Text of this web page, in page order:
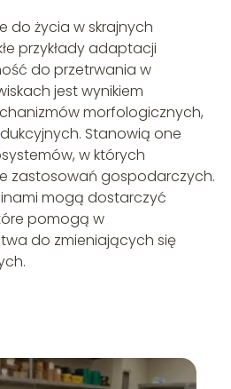
do życia w skrajnych
przykłady adaptacji
do przetrwania w
jest wynikiem
morfologicznych,
Stanowią one
w których
zastosowań gospodarczych.
mogą dostarczyć
pomogą w
do zmieniających się